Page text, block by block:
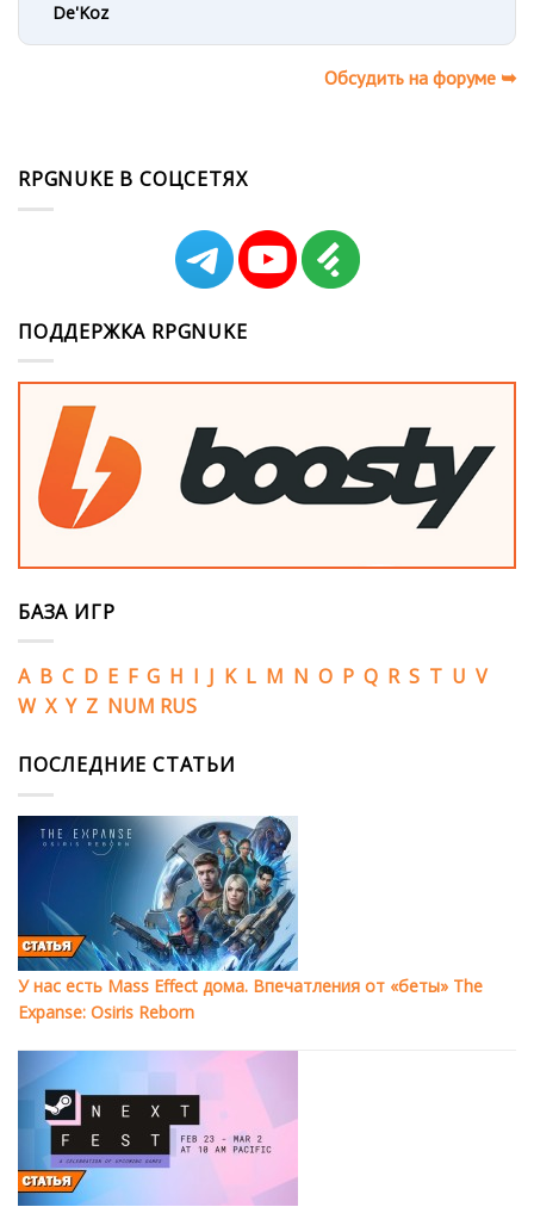
De'Koz
Обсудить на форуме ➥
RPGNUKE В СОЦСЕТЯХ
ПОДДЕРЖКА RPGNUKE
БАЗА ИГР
A B C D E F G H I J K L M N O P Q R S T U V
W X Y Z NUM RUS
ПОСЛЕДНИЕ СТАТЬИ
У нас есть Mass Effect дома. Впечатления от «беты» The
Expanse: Osiris Reborn